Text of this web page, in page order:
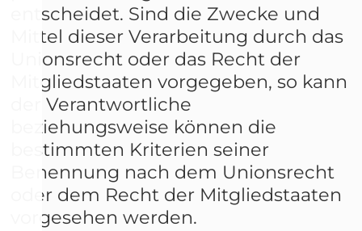
entscheidet. Sind die Zwecke und
Mittel dieser Verarbeitung durch das
Unionsrecht oder das Recht der
Mitgliedstaaten vorgegeben, so kann
der Verantwortliche
beziehungsweise können die
bestimmten Kriterien seiner
Benennung nach dem Unionsrecht
oder dem Recht der Mitgliedstaaten
vorgesehen werden.